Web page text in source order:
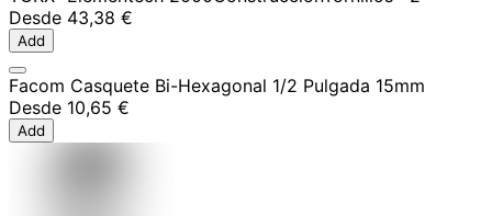
Desde 43,38 €
Add
Facom Casquete Bi-Hexagonal 1/2 Pulgada 15mm
Desde 10,65 €
Add